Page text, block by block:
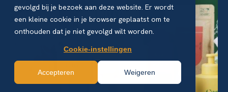
gevolgd bij je bezoek aan deze website. Er wordt
een kleine cookie in je browser geplaatst om te
onthouden dat je niet gevolgd wilt worden.
Cookie-instellingen
Accepteren Weigeren